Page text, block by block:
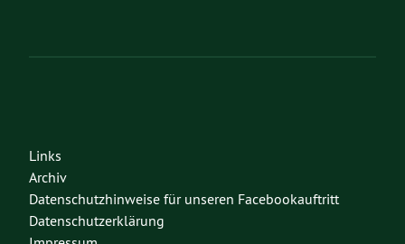
Links
Archiv
Datenschutzhinweise für unseren Facebookauftritt
Datenschutzerklärung